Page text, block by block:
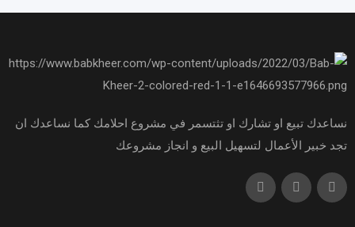
نساعدك تبيع او تشارك او تثتسمر في مشروع احلامك كما نساعدك ان
تجد خبير الأعمال لتسهيل البيع و انجاز مشروعك